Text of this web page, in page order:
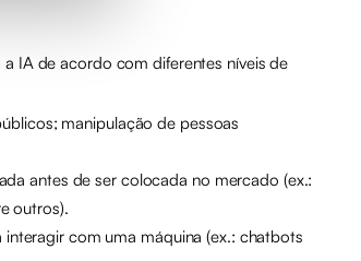
IA de acordo com diferentes níveis de
manipulação de pessoas
antes de ser colocada no mercado (ex.:
outros).
com uma máquina (ex.: chatbots